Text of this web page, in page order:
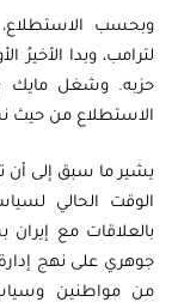
لترامب، وبدا الأخيرُ
حزبه. وشغل مايك
الاستطلاع من حيث نسبة
يشير ما سبق إلى أن
الوقت الحالي
بالعلاقات مع
جوهري على نهج إدارة
من مواطنين